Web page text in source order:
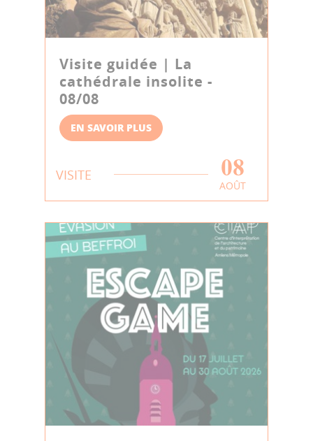
Visite guidée | La
cathédrale insolite -
08/08
EN SAVOIR PLUS
VISITE 08
AOÛT